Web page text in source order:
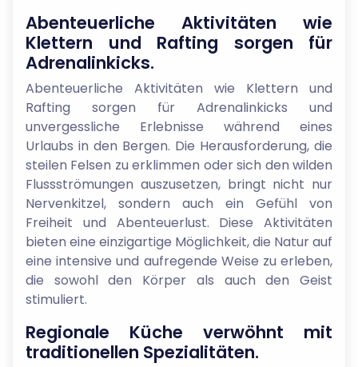
Abenteuerliche Aktivitäten wie
Klettern und Rafting sorgen für
Adrenalinkicks.
Abenteuerliche Aktivitäten wie Klettern und
Rafting sorgen für Adrenalinkicks und
unvergessliche Erlebnisse während eines
Urlaubs in den Bergen. Die Herausforderung, die
steilen Felsen zu erklimmen oder sich den wilden
Flussströmungen auszusetzen, bringt nicht nur
Nervenkitzel, sondern auch ein Gefühl von
Freiheit und Abenteuerlust. Diese Aktivitäten
bieten eine einzigartige Möglichkeit, die Natur auf
eine intensive und aufregende Weise zu erleben,
die sowohl den Körper als auch den Geist
stimuliert.
Regionale Küche verwöhnt mit
traditionellen Spezialitäten.